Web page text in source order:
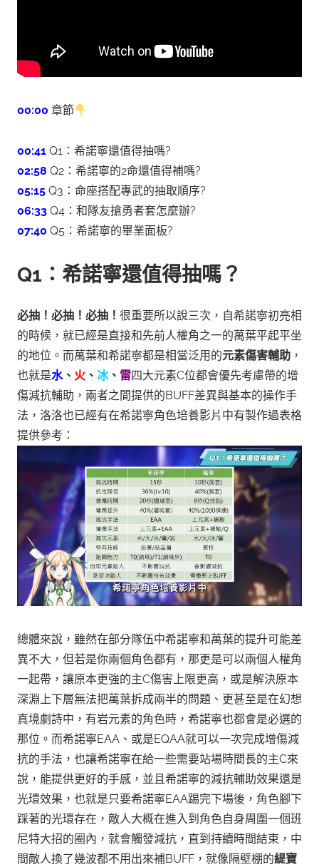
00:00​​​​​ 章節
00:41 Q1：希諾寧還值得抽嗎?
02:58 Q2：希諾寧的2命還值得補嗎?
05:15 Q3：命座搭配專武的抽取順序?
06:33 Q4：和隊友搶勇者套怎麼辦?
07:40 Q5：希諾寧的畢業面板?
Q1：希諾寧還值得抽嗎？
必抽！必抽！必抽！ 很重要所以說三次，自希諾寧初亮相
的時候，就已經是直接和先前人權角之一的萬葉平起平坐
的地位。而萬葉和希諾寧都是相當泛用的元素傷害輔助 ，
也就是水、 火 、 冰、 雷四大元素C位都會優先考慮帶的增
傷減抗輔助， 兩者之間提供的BUFF差異與基本的操作手
法，洛洛也已經有在希諾寧角色培養影片中有製作過表格
提供參考：
總體來說，雖然在部分隊伍中希諾寧和萬葉的提升可能差
異不大，但若是你兩個角色都有，那更是可以兩個人權角
一起帶，讓原本更強的主C傷害上限更高，或是解決原本
深淵上下層無法把萬葉拆成兩半的問題、更甚至是在幻想
真境劇詩中，有岩元素的角色時，希諾寧也都會是必選的
那位。 而希諾寧EAA、或是EQAA就可以一次完成增傷減
抗的手法，也讓希諾寧在給一些需要站場時間長的主C來
說，能提供更好的手感，並且希諾寧的減抗輔助效果還是
光環效果，也就是只要希諾寧EAA踢完下場後，角色腳下
踩著的光環存在，敵人大概在進入到角色自身周圍一個班
尼特大招的圈內，就會觸發減抗，直到持續時間結束，中
間敵人換了幾波都不用出來補BUFF，就像隔壁棚的緹寶